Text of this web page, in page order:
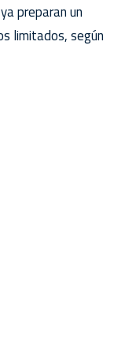
preparan un
limitados, según